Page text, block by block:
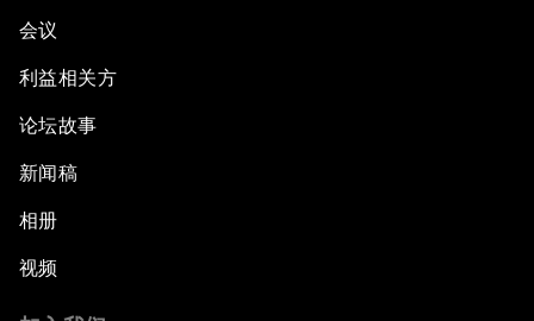
会议
利益相关方
论坛故事
新闻稿
相册
视频